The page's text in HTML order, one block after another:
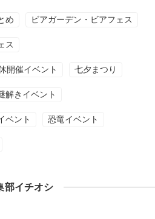
め ビアガーデン・ビアフェス
ス
開催イベント 七夕まつり
解きイベント
ベント 恐竜イベント
部イチオシ